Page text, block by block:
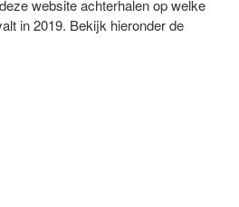
website achterhalen op welke
in 2019. Bekijk hieronder de